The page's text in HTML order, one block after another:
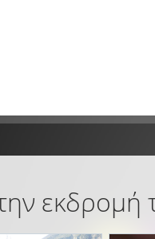
εκδρομή